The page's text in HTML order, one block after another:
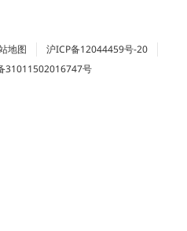
地图
沪ICP备12044459号-20
31011502016747号